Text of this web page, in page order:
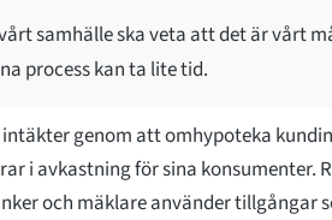
samhälle ska veta att det är vårt
process kan ta lite tid.
intäkter genom att omhypoteka
i avkastning för sina konsumenter.
och mäklare använder tillgångar